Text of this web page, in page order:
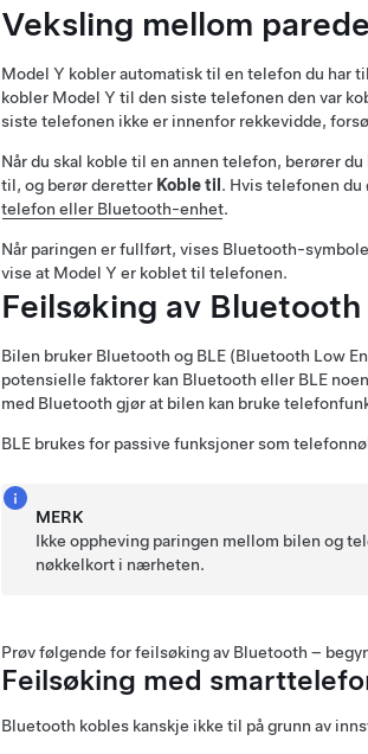
Veksling mellom
Model Y kobler automatisk til en telefon du har
kobler Model Y til den siste telefonen den var
siste telefonen ikke er innenfor rekkevidde,
Når du skal koble til en annen telefon, berører du
til, og berør deretter Koble til . Hvis telefonen du
telefon eller Bluetooth-enhet.
Når paringen er fullført, vises Bluetooth-
vise at Model Y er koblet til telefonen.
Feilsøking av Bluetooth
Bilen bruker Bluetooth og BLE (Bluetooth Low
potensielle faktorer kan Bluetooth eller BLE
med Bluetooth gjør at bilen kan bruke
BLE brukes for passive funksjoner som
MERK
Ikke oppheving paringen mellom bilen og
nøkkelkort i nærheten.
Prøv følgende for feilsøking av Bluetooth –
Feilsøking med
Bluetooth kobles kanskje ikke til på grunn av